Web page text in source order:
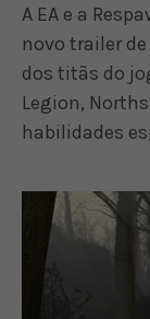
A EA e a
novo trailer
dos titãs do
Legion,
habilidades